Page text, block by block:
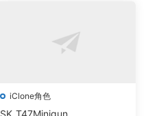
iClone角色
SK_T47Minigun